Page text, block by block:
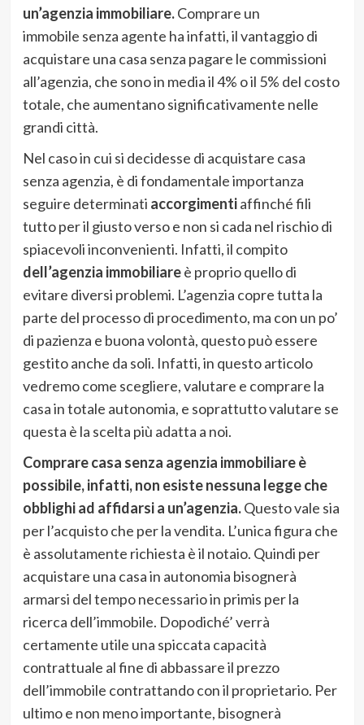
un’agenzia immobiliare.Comprare un
immobile senza agente ha infatti, il vantaggio di
acquistare una casa senza pagare le commissioni
all’agenzia, che sono in media il 4% o il 5% del costo
totale, che aumentano significativamente nelle
grandi città.
Nel caso in cui si decidesse di acquistare casa
senza agenzia, è di fondamentale importanza
seguire determinati accorgimentiaffinché fili
tutto per il giusto verso e non si cada nel rischio di
spiacevoli inconvenienti. Infatti, il compito
dell’agenzia immobiliareè proprio quello di
evitare diversi problemi. L’agenzia copre tutta la
parte del processo di procedimento, ma con un po’
di pazienza e buona volontà, questo può essere
gestito anche da soli. Infatti, in questo articolo
vedremo come scegliere, valutare e comprare la
casa in totale autonomia, e soprattutto valutare se
questa è la scelta più adatta a noi.
Comprare casa senza agenzia immobiliare è
possibile, infatti, non esiste nessuna legge che
obblighi ad affidarsi a un’agenzia.Questo vale sia
per l’acquisto che per la vendita. L’unica figura che
è assolutamente richiesta è il notaio. Quindi per
acquistare una casa in autonomia bisognerà
armarsi del tempo necessario in primis per la
ricerca dell’immobile. Dopodiché’ verrà
certamente utile una spiccata capacità
contrattuale al fine di abbassare il prezzo
dell’immobile contrattando con il proprietario. Per
ultimo e non meno importante, bisognerà